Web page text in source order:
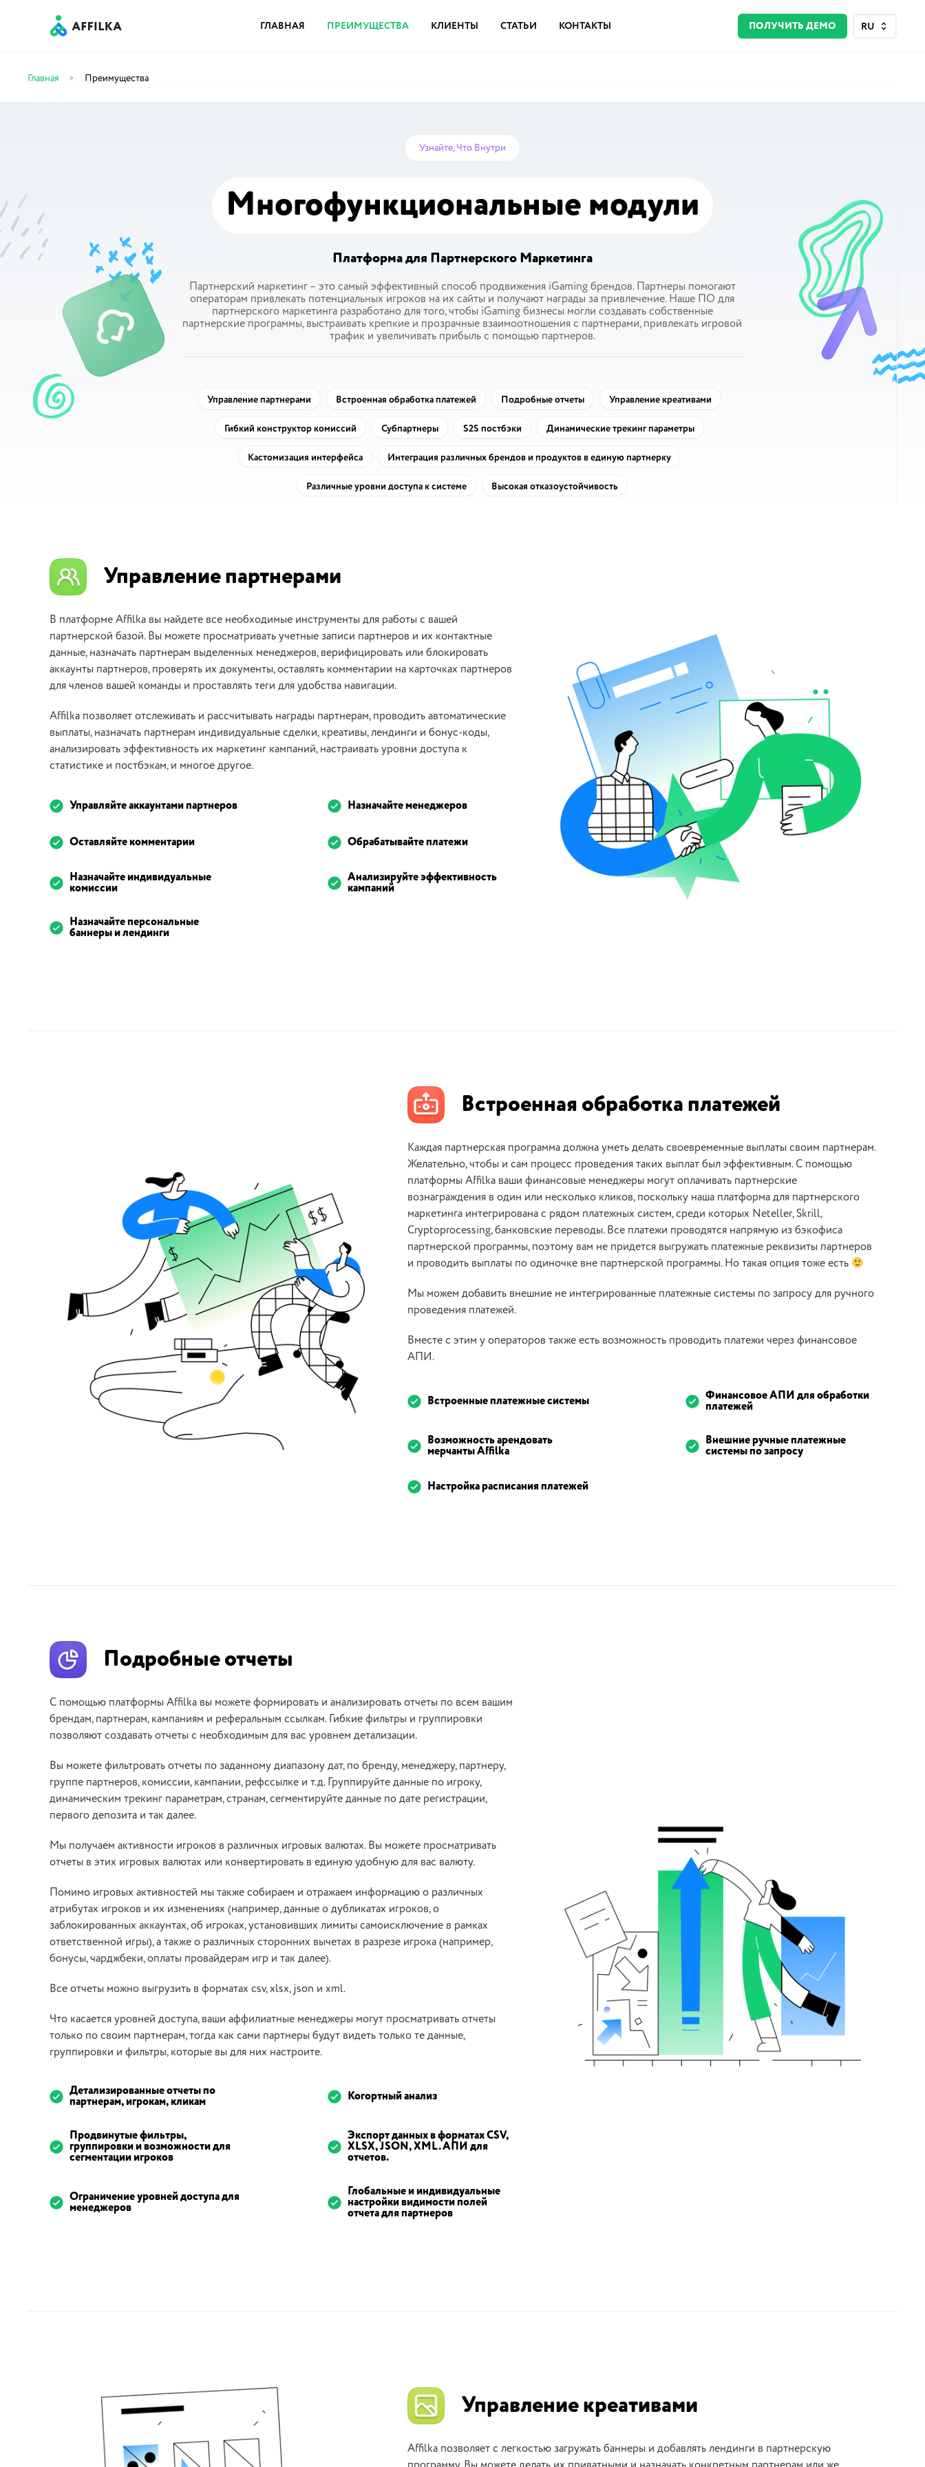
ГЛАВНАЯ ПРЕИМУЩЕСТВА КЛИЕНТЫ СТАТЬИ КОНТАКТЫ ПОЛУЧИТЬ ДЕМО RU
Главная > Преимущества
Узнайте, Что Внутри
Многофункциональные модули
Платформа для Партнерского Маркетинга
Партнерский маркетинг – это самый эффективный способ продвижения iGaming брендов. Партнеры помогают
операторам привлекать потенциальных игроков на их сайты и получают награды за привлечение. Наше ПО для
партнерского маркетинга разработано для того, чтобы iGaming бизнесы могли создавать собственные
партнерские программы, выстраивать крепкие и прозрачные взаимоотношения с партнерами, привлекать игровой
трафик и увеличивать прибыль с помощью партнеров.
Управление партнерами Встроенная обработка платежей Подробные отчеты Управление креативами
Гибкий конструктор комиссий Субпартнеры S2S постбэки Динамические трекинг параметры
Кастомизация интерфейса Интеграция различных брендов и продуктов в единую партнерку
Различные уровни доступа к системе Высокая отказоустойчивость
Управление партнерами
В платформе Affilka вы найдете все необходимые инструменты для работы с вашей
партнерской базой. Вы можете просматривать учетные записи партнеров и их контактные
данные, назначать партнерам выделенных менеджеров, верифицировать или блокировать
аккаунты партнеров, проверять их документы, оставлять комментарии на карточках партнеров
для членов вашей команды и проставлять теги для удобства навигации.
Affilka позволяет отслеживать и рассчитывать награды партнерам, проводить автоматические
выплаты, назначать партнерам индивидуальные сделки, креативы, лендинги и бонус-коды,
анализировать эффективность их маркетинг кампаний, настраивать уровни доступа к
статистике и постбэкам, и многое другое.
Управляйте аккаунтами партнеров Назначайте менеджеров
Оставляйте комментарии Обрабатывайте платежи
Назначайте индивидуальные
комиссии
Анализируйте эффективность
кампаний
Назначайте персональные
баннеры и лендинги
Встроенная обработка платежей
Каждая партнерская программа должна уметь делать своевременные выплаты своим партнерам.
Желательно, чтобы и сам процесс проведения таких выплат был эффективным. С помощью
платформы Affilka ваши финансовые менеджеры могут оплачивать партнерские
вознаграждения в один или несколько кликов, поскольку наша платформа для партнерского
маркетинга интегрирована с рядом платежных систем, среди которых Neteller, Skrill,
Cryptoprocessing, банковские переводы. Все платежи проводятся напрямую из бэкофиса
партнерской программы, поэтому вам не придется выгружать платежные реквизиты партнеров
и проводить выплаты по одиночке вне партнерской программы. Но такая опция тоже есть
Мы можем добавить внешние не интегрированные платежные системы по запросу для ручного
проведения платежей.
Вместе с этим у операторов также есть возможность проводить платежи через финансовое
АПИ.
Встроенные платежные системы Финансовое АПИ для обработки
платежей
Возможность арендовать
мерчанты Affilka
Внешние ручные платежные
системы по запросу
Настройка расписания платежей
Подробные отчеты
С помощью платформы Affilka вы можете формировать и анализировать отчеты по всем вашим
брендам, партнерам, кампаниям и реферальным ссылкам. Гибкие фильтры и группировки
позволяют создавать отчеты с необходимым для вас уровнем детализации.
Вы можете фильтровать отчеты по заданному диапазону дат, по бренду, менеджеру, партнеру,
группе партнеров, комиссии, кампании, рефссылке и т.д. Группируйте данные по игроку,
динамическим трекинг параметрам, странам, сегментируйте данные по дате регистрации,
первого депозита и так далее.
Мы получаем активности игроков в различных игровых валютах. Вы можете просматривать
отчеты в этих игровых валютах или конвертировать в единую удобную для вас валюту.
Помимо игровых активностей мы также собираем и отражаем информацию о различных
атрибутах игроков и их изменениях (например, данные о дубликатах игроков, о
заблокированных аккаунтах, об игроках, установивших лимиты самоисключение в рамках
ответственной игры), а также о различных сторонних вычетах в разрезе игрока (например,
бонусы, чарджбеки, оплаты провайдерам игр и так далее).
Все отчеты можно выгрузить в форматах csv, xlsx, json и xml.
Что касается уровней доступа, ваши аффилиатные менеджеры могут просматривать отчеты
только по своим партнерам, тогда как сами партнеры будут видеть только те данные,
группировки и фильтры, которые вы для них настроите.
Детализированные отчеты по
партнерам, игрокам, кликам Когортный анализ
Продвинутые фильтры,
группировки и возможности для
сегментации игроков
Экспорт данных в форматах CSV,
XLSX, JSON, XML. АПИ для
отчетов.
Ограничение уровней доступа для
менеджеров
Глобальные и индивидуальные
настройки видимости полей
отчета для партнеров
Управление креативами
Affilka позволяет с легкостью загружать баннеры и добавлять лендинги в партнерскую